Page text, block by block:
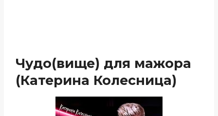
Чудо(вище) для мажора
(Катерина Колесница)